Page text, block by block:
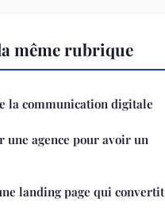
même rubrique
la communication digitale
une agence pour avoir un
landing page qui convertit